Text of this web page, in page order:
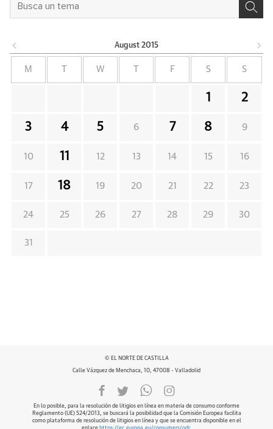
August 2015
M W F S S
1 2
3 4 5 6 7 8 9
10 11 12 13 14 15 16
17 18 19 20 21 22 23
24 25 26 27 28 29 30
31
© EL NORTE DE CASTILLA
Calle Vázquez de Menchaca, 10, 47008 - Valladolid
En lo posible, para la resolución de litigios en línea en materia de consumo conforme
Reglamento (UE) 524/2013, se buscará la posibilidad que la Comisión Europea facilita
como plataforma de resolución de litigios en línea y que se encuentra disponible en el